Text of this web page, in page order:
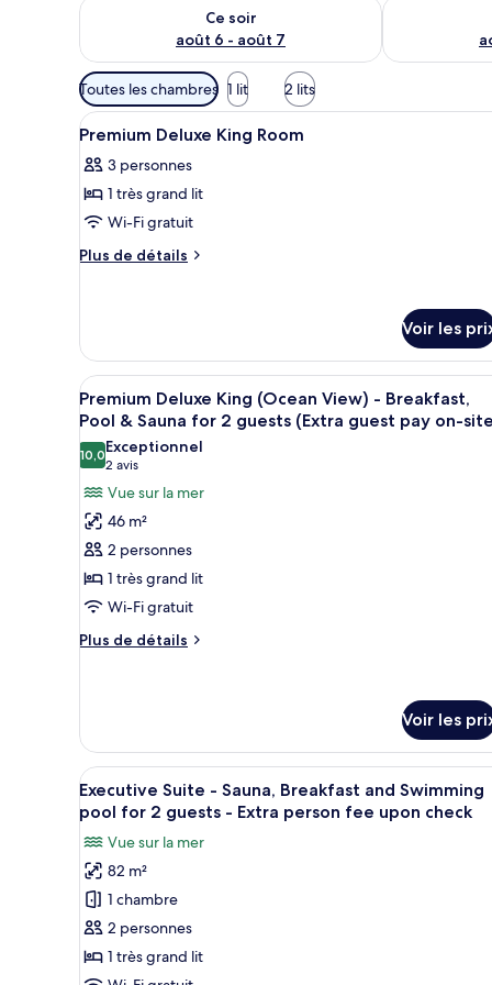
Ce soir
août 6 - août 7
Filtres
disponibles
pour
chambres
Toutes les chambres 1 lit 2 lits
Afficher
toutes
les
photos
pour
ce
Premium
Deluxe
King
Room
Literie de qualité supérieure,
3
Premium Deluxe King Room
3 personnes
1 très grand lit
Wi-Fi gratuit
Plus de détails
Plus
type
de
chambre
Premium
Deluxe
King
Room
Voir les
Afficher
toutes
les
photos
pour
ce
type
de
chambre :
Premium
Deluxe
-
Breakfast,
Pool
&
Sauna
for
2
guests
(Extra
guest
Une chambre d’hôtel
3
Premium Deluxe King (Ocean View) - Breakfast,
Pool & Sauna for 2 guests (Extra guest pay on-
10,010,0 sur 10
Exceptionnel
2 avis
(2 avis)
Vue sur la mer
46 m²
2 personnes
1 très grand lit
Wi-Fi gratuit
Plus de détails
Plus
type
de
chambre
Premium
Deluxe
King
View)
Breakfast,
Pool
&
Sauna
Voir les
Afficher
toutes
les
photos
pour
ce
type
de
chambre :
Une chambre d’hôtel
5
Executive Suite - Sauna, Breakfast and Swimming
pool for 2 guests - Extra person fee upon check
Vue sur la mer
82 m²
1 chambre
2 personnes
1 très grand lit